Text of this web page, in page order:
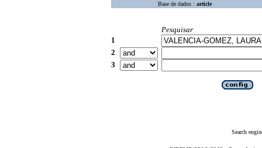
Base de dados : article
Pesquisar
1
2
3
Search